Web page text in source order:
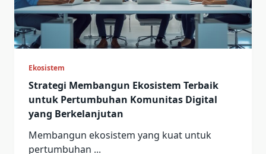
Ekosistem
Strategi Membangun Ekosistem Terbaik
untuk Pertumbuhan Komunitas Digital
yang Berkelanjutan
Membangun ekosistem yang kuat untuk
pertumbuhan ...